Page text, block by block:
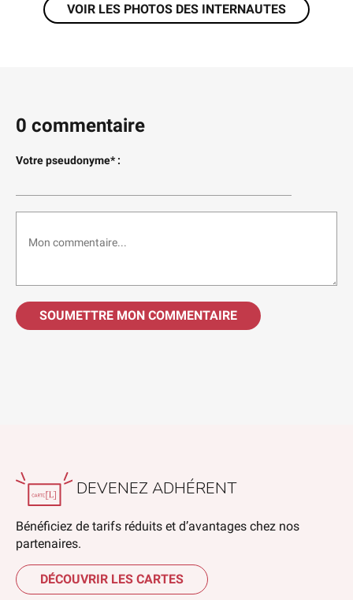
VOIR LES PHOTOS DES INTERNAUTES
0 commentaire
Votre pseudonyme* :
SOUMETTRE MON COMMENTAIRE
DEVENEZ ADHÉRENT
Bénéficiez de tarifs réduits et d’avantages chez nos
partenaires.
DÉCOUVRIR LES CARTES